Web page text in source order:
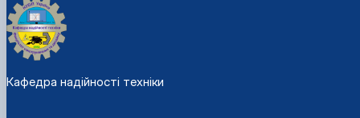
Кафедра надійності техніки